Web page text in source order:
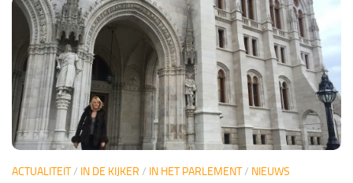
ACTUALITEIT/ IN DE KIJKER / IN HET PARLEMENT/ NIEUWS